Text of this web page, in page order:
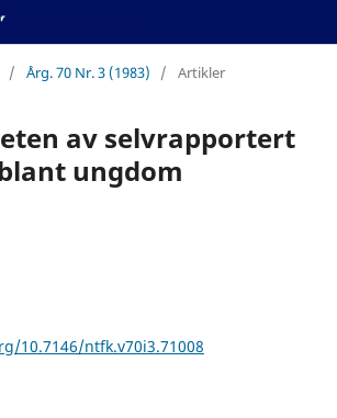
/ Årg. 70 Nr. 3 (1983) / Artikler
av selvrapportert
ungdom
10.7146/ntfk.v70i3.71008